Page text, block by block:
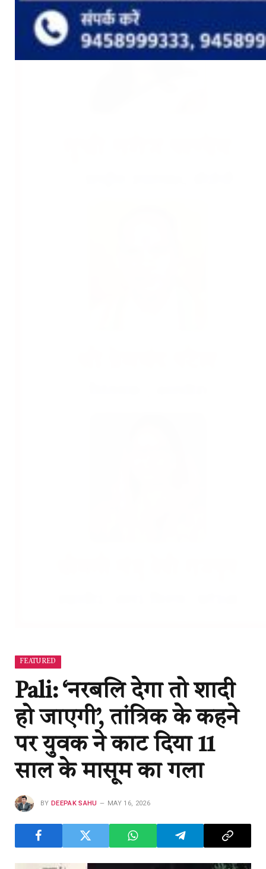
FEATURED
Pali: ‘नरबलि देगा तो शादी
हो जाएगी’, तांत्रिक के कहने
पर युवक ने काट दिया 11
साल के मासूम का गला
BY DEEPAK SAHU MAY 16, 2026